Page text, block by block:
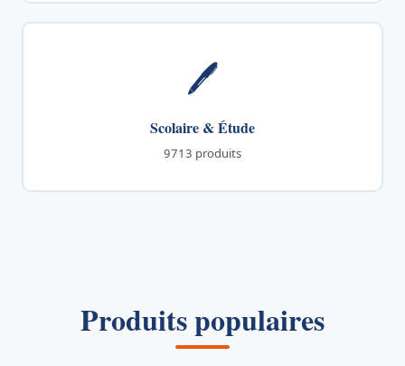
🖊️
Scolaire & Étude
9713 produits
Produits populaires